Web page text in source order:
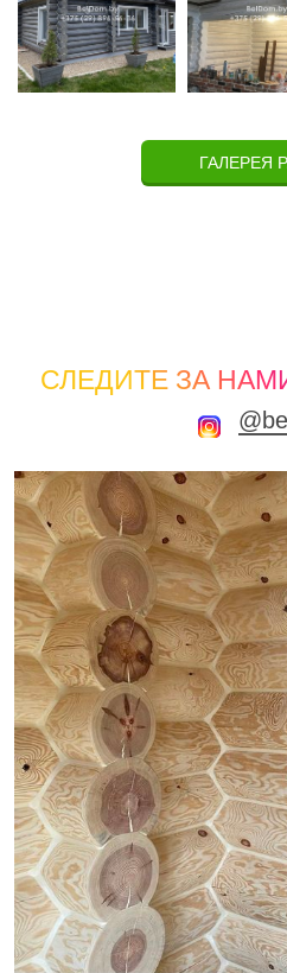
ГАЛЕРЕЯ
СЛЕДИТЕ ЗА